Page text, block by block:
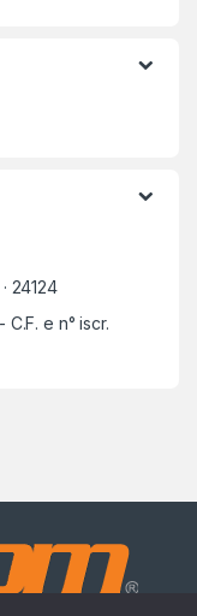
24124
e n° iscr.